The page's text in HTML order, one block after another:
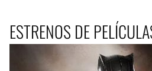
ESTRENOS DE